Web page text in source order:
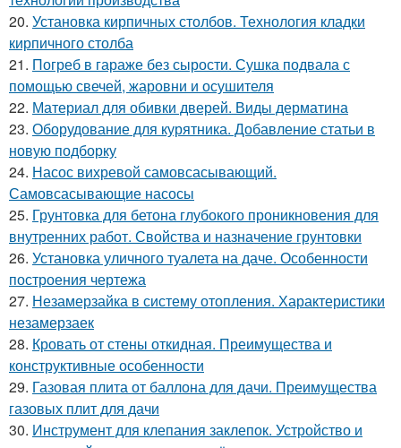
20. Установка кирпичных столбов. Технология кладки
кирпичного столба
21. Погреб в гараже без сырости. Сушка подвала с
помощью свечей, жаровни и осушителя
22. Материал для обивки дверей. Виды дерматина
23. Оборудование для курятника. Добавление статьи в
новую подборку
24. Насос вихревой самовсасывающий.
Самовсасывающие насосы
25. Грунтовка для бетона глубокого проникновения для
внутренних работ. Свойства и назначение грунтовки
26. Установка уличного туалета на даче. Особенности
построения чертежа
27. Незамерзайка в систему отопления. Характеристики
незамерзаек
28. Кровать от стены откидная. Преимущества и
конструктивные особенности
29. Газовая плита от баллона для дачи. Преимущества
газовых плит для дачи
30. Инструмент для клепания заклепок. Устройство и